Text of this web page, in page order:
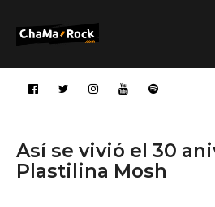
Así se vivió el 30
Plastilina Mosh